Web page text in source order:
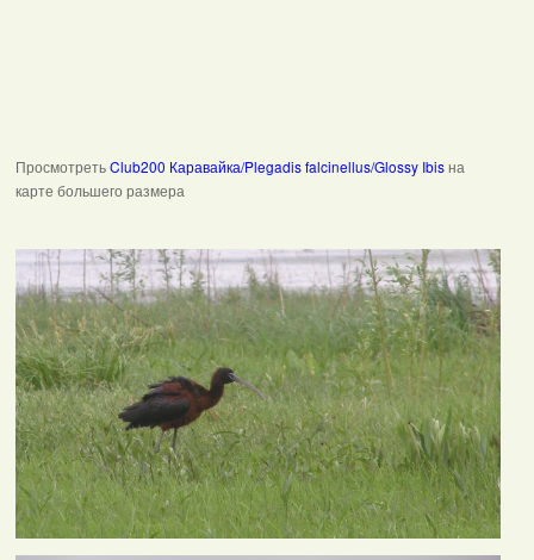
ПросмотретьClub200 Каравайка/Plegadis falcinellus/Glossy Ibisна
карте большего размера